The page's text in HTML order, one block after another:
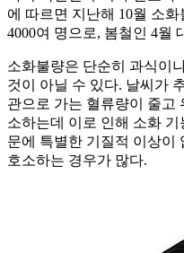
에 따르면 지난해 10월 소
4000여 명으로, 봄철인 4월
소화불량은 단순히 과식이
것이 아닐 수 있다. 날씨가
관으로 가는 혈류량이 줄고
소하는데 이로 인해 소화
문에 특별한 기질적 이상이
호소하는 경우가 많다.